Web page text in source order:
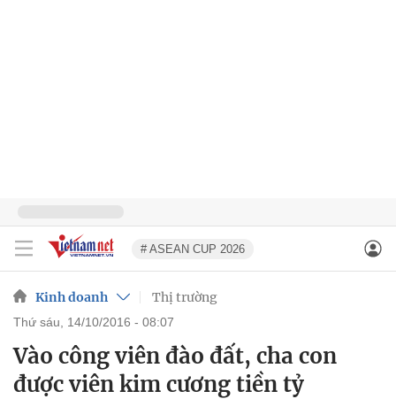
# ASEAN CUP 2026
Kinh doanh Thị trường
thứ sáu, 14/10/2016 - 08:07
Vào công viên đào đất, cha con
được viên kim cương tiền tỷ